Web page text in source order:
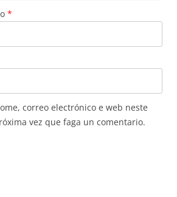
*
correo electrónico e web neste
vez que faga un comentario.